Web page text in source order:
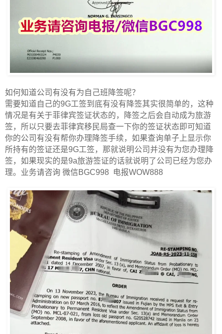
如何知道公司有没有为自己班降签呢？
需要知道自己的9G工签到底有没有降签其实很简单的，这种
情况是有关于菲律宾签证状态的，降签之后会自动成为旅游
签，所以只要去菲律宾移民局查一下你的签证状态即可知道
你的公司有没有帮你办理降签手续，如果查询单子上显示你
所持有的签证还是9G工签，那就说明公司并没有为您办理降
签，如果现实的是9a旅游签证的话就说明了公司已经为您办
理。业务请咨询 微信BGC998 电报WOW888